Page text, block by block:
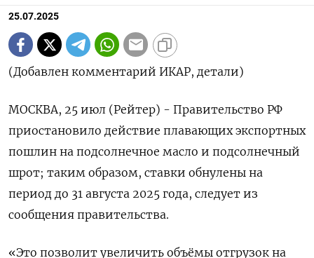
25.07.2025
(Добавлен комментарий ИКАР, детали)
МОСКВА, 25 июл (Рейтер) - Правительство РФ
приостановило действие плавающих экспортных
пошлин на подсолнечное масло и подсолнечный
шрот; таким образом, ставки обнулены на
период до 31 августа 2025 года, следует из
сообщения правительства.
«Это позволит увеличить объёмы отгрузок на